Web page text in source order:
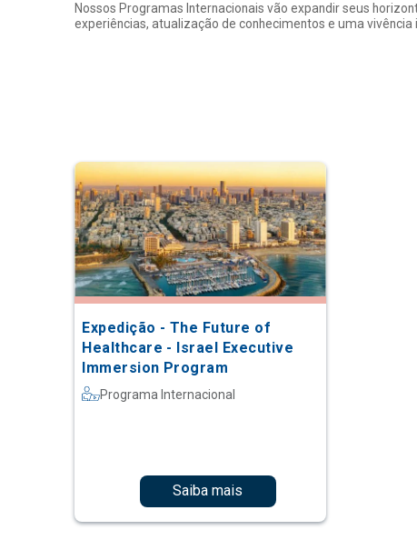
Nossos Programas Internacionais vão expandir seus
experiências, atualização de conhecimentos e uma
Expedição - The Future of
Healthcare - Israel Executive
Immersion Program
Programa Internacional
Saiba mais